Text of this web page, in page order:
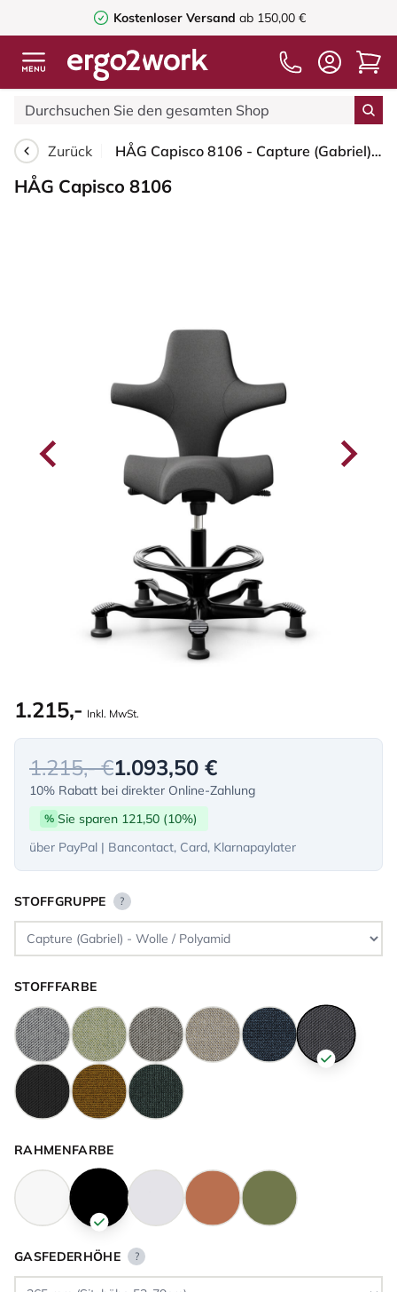
Kostenloser Versand ab 150,00 €
Zurück HÅG Capisco 8106 - Capture (Gabriel) - Wolle / Polyamid - CPT4601 - Dark grey - Schwarz - 265 mm (Sitzhöhe 53-79cm) - Bodengleiter
HÅG Capisco 8106
1.215,- Inkl. MwSt.
1.215,- €1.093,50 €
10% Rabatt bei direkter Online-Zahlung
% Sie sparen 121,50 (10%)
über PayPal | Bancontact, Card, Klarnapaylater
STOFFGRUPPE ?
STOFFFARBE
RAHMENFARBE
GASFEDERHÖHE ?